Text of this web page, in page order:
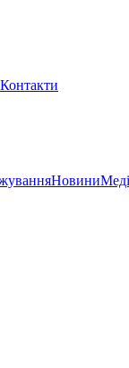
Контакти
Новини